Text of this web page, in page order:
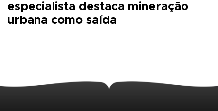
especialista destaca mineração
urbana como saída